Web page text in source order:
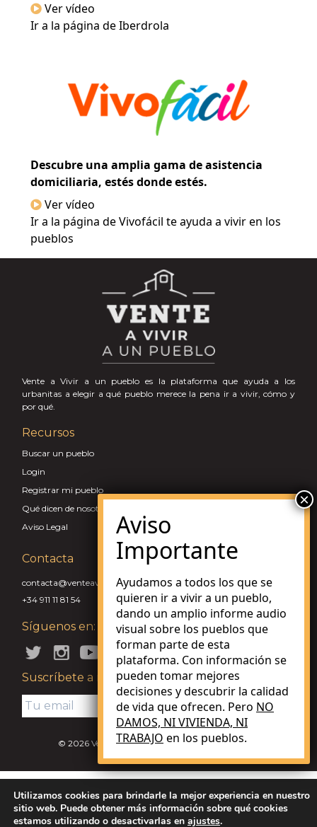
Ver vídeo
Ir a la página de Iberdrola
Descubre una amplia gama de asistencia
domiciliaria, estés donde estés.
Ver vídeo
Ir a la página de Vivofácil te ayuda a vivir en los
pueblos
Vente a Vivir a un pueblo es la plataforma que ayuda a los
urbanitas a elegir a qué pueblo merece la pena ir a vivir, cómo y
por qué.
Recursos
Buscar un pueblo
Login
Registrar mi pueblo
Qué dicen de nosotros
Aviso Legal
Contacta
contacta@venteaviviraunpueblo.com
+34 911 11 81 54
Síguenos en:
Suscríbete a nuestra Newsletter
© 2026 Vente a vivir a un pueblo. Made with love.
Ayudamos a todos los que se
quieren ir a vivir a un pueblo,
dando un amplio informe audio
visual sobre los pueblos que
forman parte de esta
plataforma. Con información se
pueden tomar mejores
decisiones y descubrir la calidad
de vida que ofrecen. Pero NO
DAMOS, NI VIVIENDA, NI
TRABAJO en los pueblos.
Utilizamos cookies para brindarle la mejor experiencia en nuestro
sitio web. Puede obtener más información sobre qué cookies
estamos utilizando o desactivarlas en ajustes.